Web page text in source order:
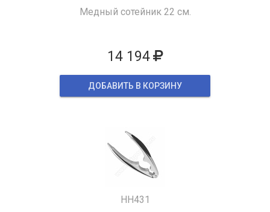
Медный сотейник 22 см.
14 194
ДОБАВИТЬ В КОРЗИНУ
HH431